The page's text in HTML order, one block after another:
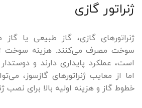
ژنراتور گازی
سوخت مصرف می‌کنند. هزینه سوخت
است، عملکرد پایداری دارند و
اما از معایب ژنراتورهای گازسوز،
خطوط گاز و هزینه اولیه بالا برای نصب